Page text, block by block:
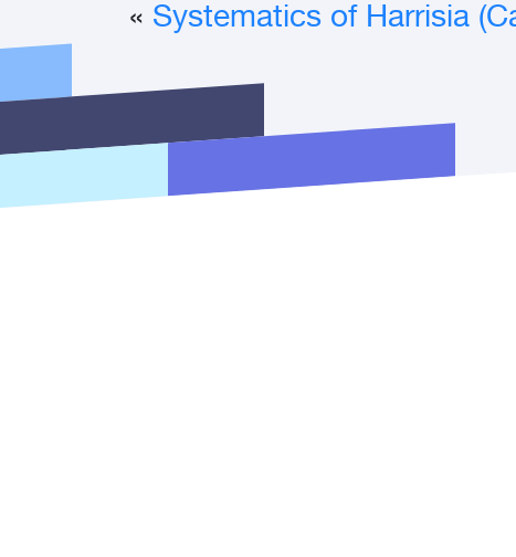
Systematics of Harrisia
»